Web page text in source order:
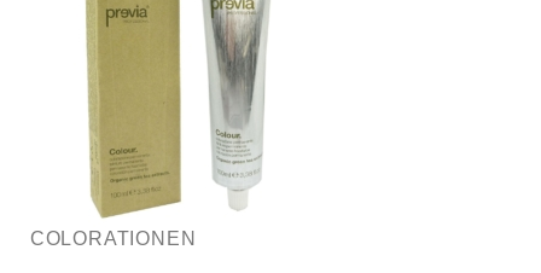
COLORATIONEN